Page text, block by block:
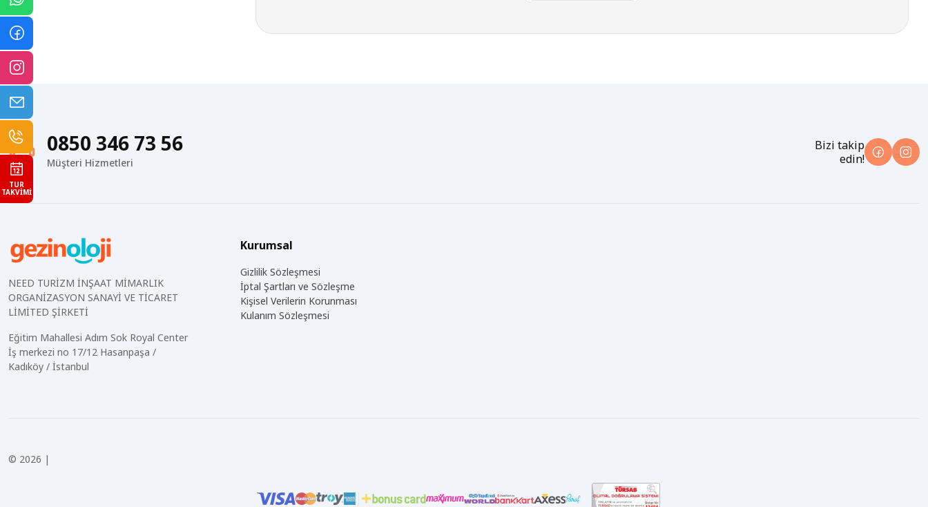
TUR
TAKVIMI
0850 346 73 56
Müşteri Hizmetleri
Bizi takip
edin!
NEED TURİZM İNŞAAT MİMARLIK
ORGANİZASYON SANAYİ VE TİCARET
LİMİTED ŞİRKETİ
Eğitim Mahallesi Adım Sok Royal Center
İş merkezi no 17/12 Hasanpaşa /
Kadıköy / İstanbul
Kurumsal
Gizlilik Sözleşmesi
İptal Şartları ve Sözleşme
Kişisel Verilerin Korunması
Kulanım Sözleşmesi
© 2026 |